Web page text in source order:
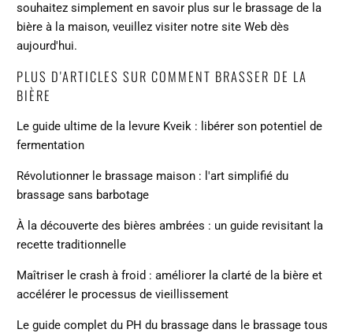
souhaitez simplement en savoir plus sur le brassage de la
bière à la maison, veuillez visiter notre site Web dès
aujourd'hui.
PLUS D'ARTICLES SUR COMMENT BRASSER DE LA
BIÈRE
Le guide ultime de la levure Kveik : libérer son potentiel de
fermentation
Révolutionner le brassage maison : l'art simplifié du
brassage sans barbotage
À la découverte des bières ambrées : un guide revisitant la
recette traditionnelle
Maîtriser le crash à froid : améliorer la clarté de la bière et
accélérer le processus de vieillissement
Le guide complet du PH du brassage dans le brassage tous